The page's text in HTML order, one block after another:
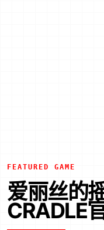
FEATURED GAME
爱丽丝的
CRADLE